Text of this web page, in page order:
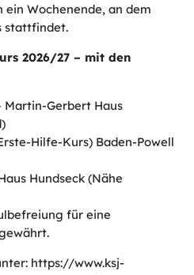
Wochenende, an dem
stattfindet.
2026/27 – mit den
Martin-Gerbert Haus
Hilfe-Kurs) Baden-Powell
Hundseck (Nähe
für eine
https://www.ksj-